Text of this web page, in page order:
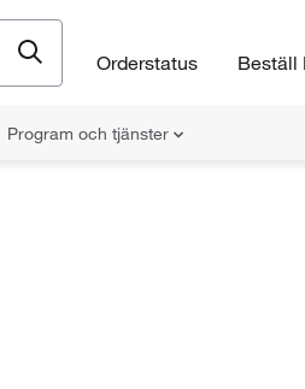
Orderstatus Beställ
Program och tjänster